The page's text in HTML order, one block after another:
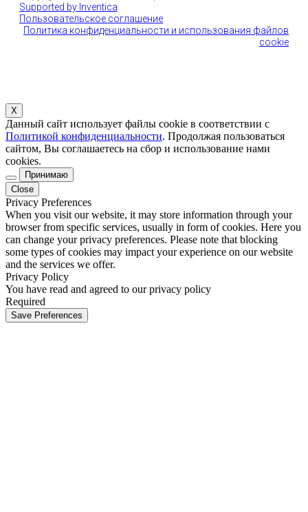
Supported by Inventica
Пользовательское соглашение
Политика конфиденциальности и использования файлов
cookie
X
Данный сайт использует файлы cookie в соответствии с
Политикой конфиденциальности. Продолжая пользоваться
сайтом, Вы соглашаетесь на сбор и использование нами
cookies.
Принимаю
Close
Privacy Preferences
When you visit our website, it may store information through your
browser from specific services, usually in form of cookies. Here you
can change your privacy preferences. Please note that blocking
some types of cookies may impact your experience on our website
and the services we offer.
Privacy Policy
You have read and agreed to our privacy policy
Required
Save Preferences